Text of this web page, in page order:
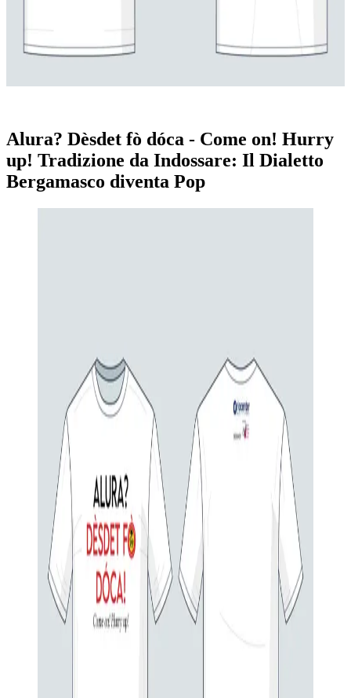
Come on!
Alura? Dèsdet fò dóca - Come on! Hurry
up! Tradizione da Indossare: Il Dialetto
Bergamasco diventa Pop